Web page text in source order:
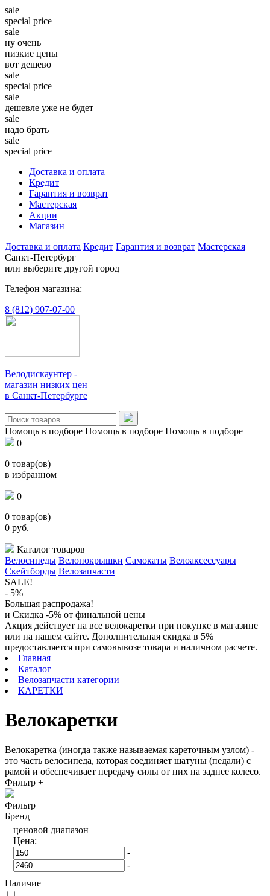
sale
special price
sale
ну очень
низкие цены
вот дешево
sale
special price
sale
дешевле уже не будет
sale
надо брать
sale
special price
Доставка и оплата
Кредит
Гарантия и возврат
Мастерская
Акции
Магазин
Доставка и оплата Кредит Гарантия и возврат Мастерская
Санкт-Петербург
или выберите другой город
Телефон магазина:
8 (812) 907-07-00
Велодискаунтер -
магазин низких цен
в Санкт-Петербурге
Помощь в подборе Помощь в подборе Помощь в подборе
0
0 товар(ов)
в избранном
0
0 товар(ов)
0 руб.
Каталог товаров
Велосипеды Велопокрышки Самокаты Велоаксессуары
Скейтборды Велозапчасти
SALE!
- 5%
Большая распродажа!
и Скидка -5% от финальной цены
Акция действует на все велокаретки при покупке в магазине
или на нашем сайте. Дополнительная скидка в 5%
предоставляется при самовывозе товара и наличном расчете.
Главная
Каталог
Велозапчасти категории
КАРЕТКИ
Велокаретки
Велокаретка (иногда также называемая кареточным узлом) -
это часть велосипеда, которая соединяет шатуны (педали) с
рамой и обеспечивает передачу силы от них на заднее колесо.
Фильтр +
Фильтр
Бренд
ценовой диапазон
Цена:
-
-
Наличие